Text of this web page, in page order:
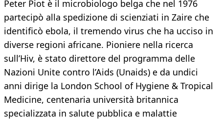
Peter Piot è il microbiologo belga che nel 1976
partecipò alla spedizione di scienziati in Zaire che
identificò ebola, il tremendo virus che ha ucciso in
diverse regioni africane. Pioniere nella ricerca
sull’Hiv, è stato direttore del programma delle
Nazioni Unite contro l’Aids (Unaids) e da undici
anni dirige la London School of Hygiene & Tropical
Medicine, centenaria università britannica
specializzata in salute pubblica e malattie